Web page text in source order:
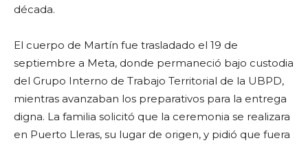
década.
El cuerpo de Martín fue trasladado el 19 de
septiembre a Meta, donde permaneció bajo custodia
del Grupo Interno de Trabajo Territorial de la UBPD,
mientras avanzaban los preparativos para la entrega
digna. La familia solicitó que la ceremonia se realizara
en Puerto Lleras, su lugar de origen, y pidió que fuera